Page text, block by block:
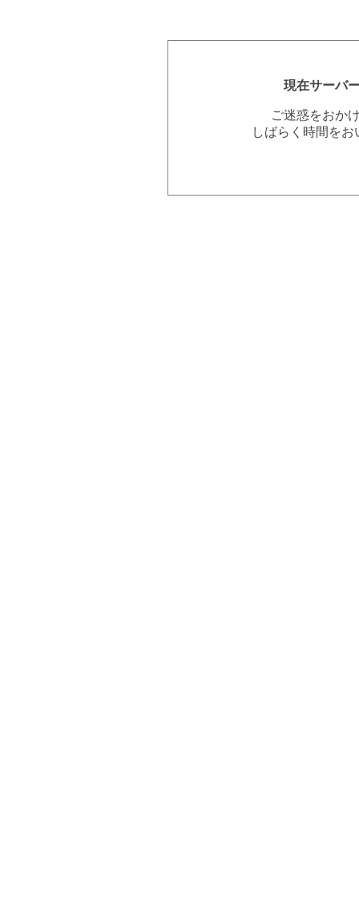
現在サーバ
ご迷惑をおか
しばらく時間を